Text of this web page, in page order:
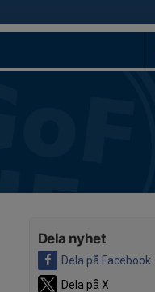
Dela nyhet
Dela på Facebook
Dela på X